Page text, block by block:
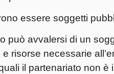
essere soggetti
può avvalersi di un
risorse necessarie
il partenariato non